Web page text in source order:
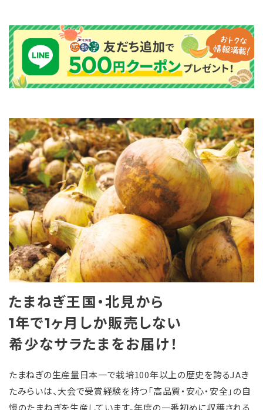
たまねぎ王国・北見から
1年で1ヶ月しか販売しない
希少なサラたまをお届け！
たまねぎの生産量日本一で栽培100年以上の歴史を誇るJAき
たみらいは、大会で受賞経験を持つ「高品質・安心・安全」の自
慢のたまねぎを生産しています。年度の一番初めに収穫される